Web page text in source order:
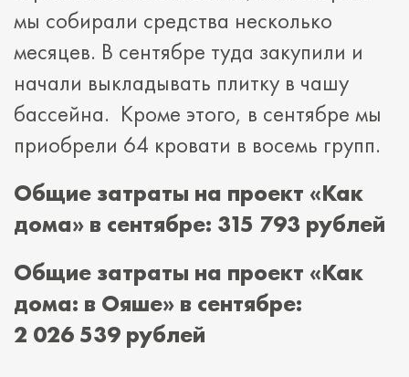
мы собирали средства несколько
месяцев. В сентябре туда закупили и
начали выкладывать плитку в чашу
бассейна. Кроме этого, в сентябре мы
приобрели 64 кровати в восемь групп.
Общие затраты на проект «Как
дома» в сентябре: 315 793 рублей
Общие затраты на проект «Как
дома: в Ояше» в сентябре:
2 026 539 рублей